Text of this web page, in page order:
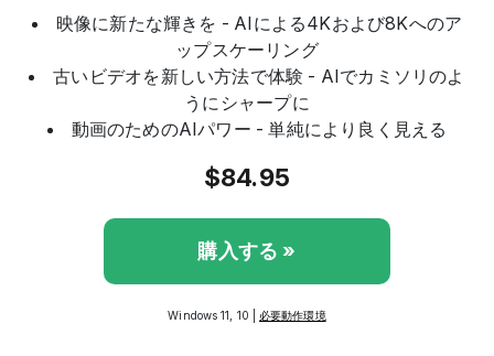
映像に新たな輝きを - AIによる4Kおよび8Kへのア
ップスケーリング
古いビデオを新しい方法で体験 - AIでカミソリのよ
うにシャープに
動画のためのAIパワー - 単純により良く見える
$84.95
購入する »
Windows 11, 10 | 必要動作環境